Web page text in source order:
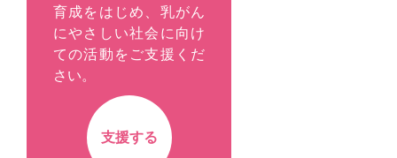
育成をはじめ、乳がん
にやさしい社会に向け
ての活動をご支援くだ
さい。
支援する